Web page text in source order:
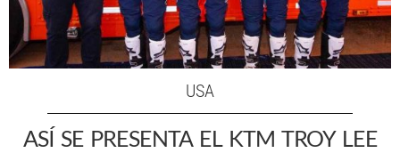
USA
ASÍ SE PRESENTA EL KTM TROY LEE